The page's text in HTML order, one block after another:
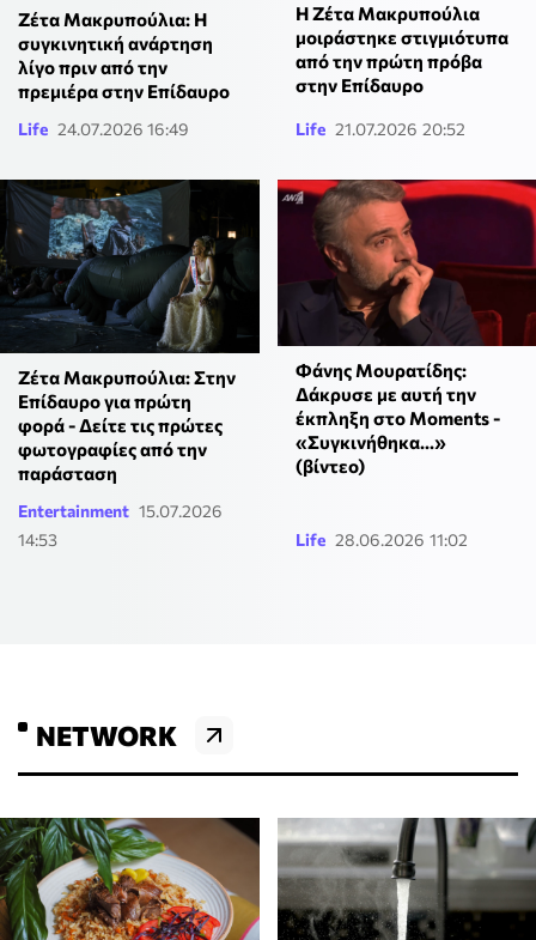
Ζέτα Μακρυπούλια: Η
συγκινητική ανάρτηση
λίγο πριν από την
πρεμιέρα στην Επίδαυρο
Life 24.07.2026 16:49
Η Ζέτα Μακρυπούλια
μοιράστηκε στιγμιότυπα
από την πρώτη πρόβα
στην Επίδαυρο
Life 21.07.2026 20:52
Ζέτα Μακρυπούλια: Στην
Επίδαυρο για πρώτη
φορά - Δείτε τις πρώτες
φωτογραφίες από την
παράσταση
Entertainment 15.07.2026
14:53
Φάνης Μουρατίδης:
Δάκρυσε με αυτή την
έκπληξη στο Moments -
«Συγκινήθηκα...»
(βίντεο)
Life 28.06.2026 11:02
NETWORK